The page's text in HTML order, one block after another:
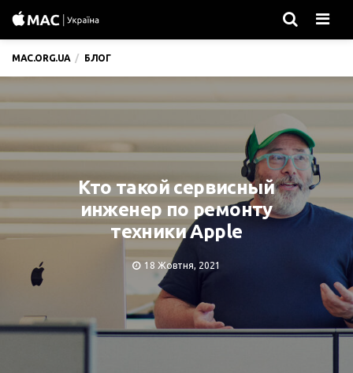
MAC.ORG.UA БЛОГ
Кто такой сервисный
инженер по ремонту
техники Apple
18 Жовтня, 2021